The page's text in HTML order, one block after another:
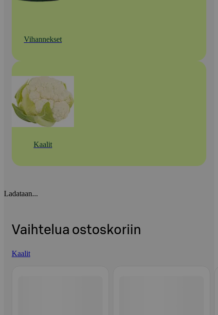
Vihannekset
Kaalit
Ladataan...
Vaihtelua ostoskoriin
Kaalit